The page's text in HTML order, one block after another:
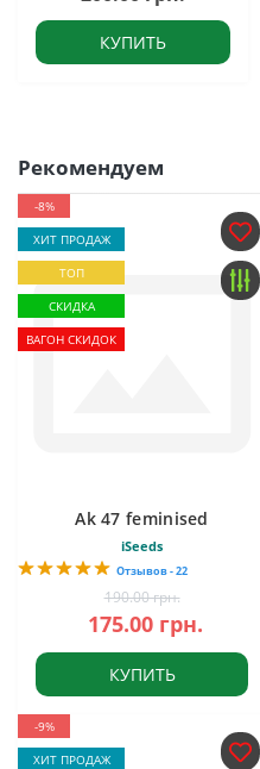
КУПИТЬ
Рекомендуем
-8%
ХИТ ПРОДАЖ
ТОП
СКИДКА
ВАГОН СКИДОК
Ak 47 feminised
iSeeds
Отзывов - 22
190.00 грн.
175.00 грн.
КУПИТЬ
-9%
ХИТ ПРОДАЖ